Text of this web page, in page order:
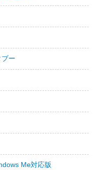
ー
Me対応版